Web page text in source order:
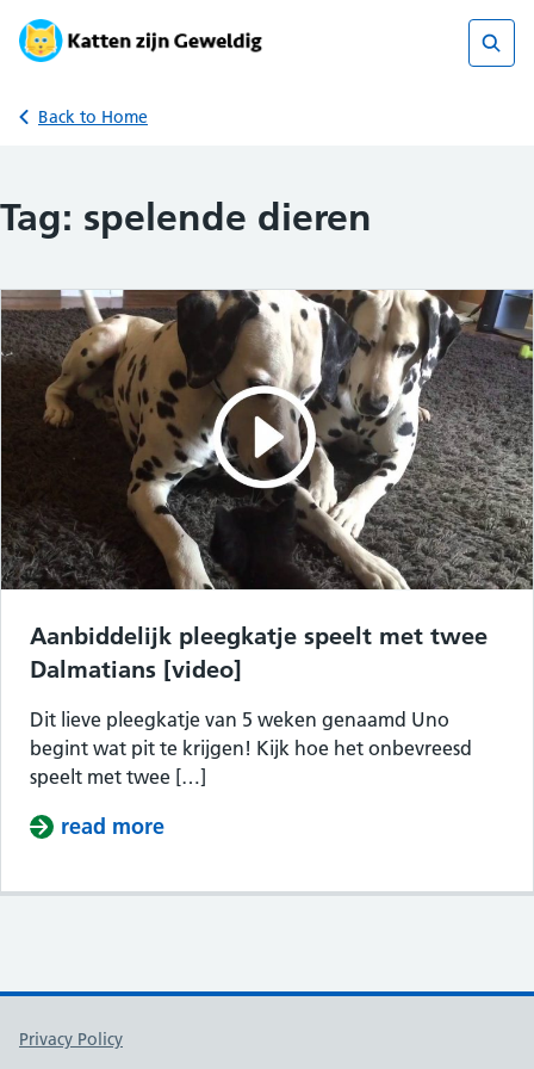
Skip
Back to Home
Tag: spelende dieren
Aanbiddelijk pleegkatje speelt met twee
Dalmatians [video]
Dit lieve pleegkatje van 5 weken genaamd Uno
begint wat pit te krijgen! Kijk hoe het onbevreesd
speelt met twee […]
read more
Support links
Privacy Policy